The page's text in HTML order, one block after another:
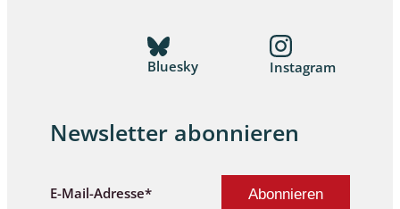
Bluesky Instagram
Newsletter abonnieren
E-Mail-Adresse*